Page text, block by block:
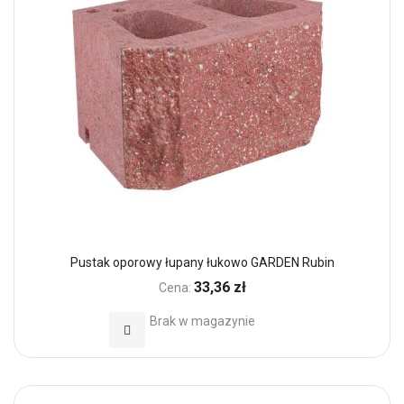
Pustak oporowy łupany łukowo GARDEN Rubin
Cena: 33,36 zł
Brak w magazynie
Dodaj do Ulubionych